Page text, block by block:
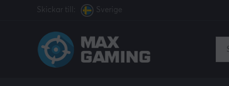
Skickar till: Sverige